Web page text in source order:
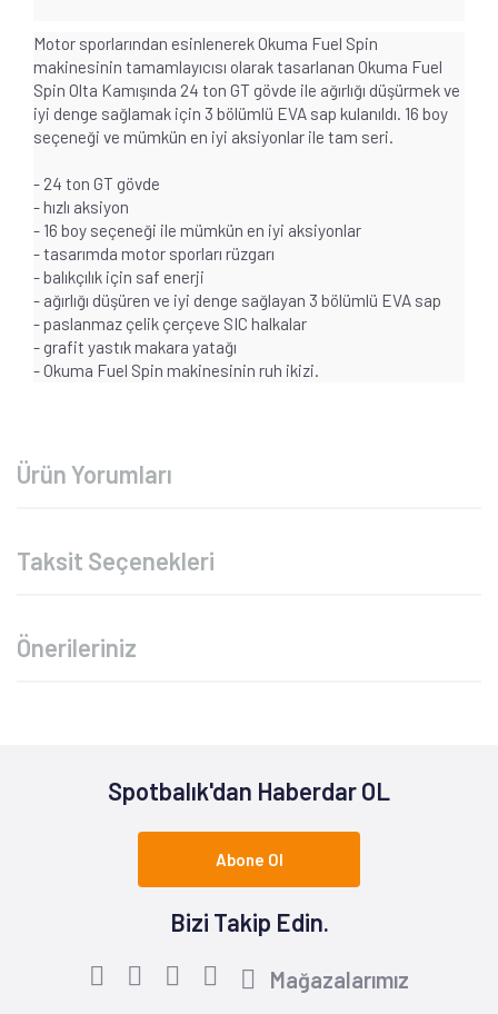
Motor sporlarından esinlenerek Okuma Fuel Spin
makinesinin tamamlayıcısı olarak tasarlanan Okuma Fuel
Spin Olta Kamışında 24 ton GT gövde ile ağırlığı düşürmek ve
iyi denge sağlamak için 3 bölümlü EVA sap kulanıldı. 16 boy
seçeneği ve mümkün en iyi aksiyonlar ile tam seri.
- 24 ton GT gövde
- hızlı aksiyon
- 16 boy seçeneği ile mümkün en iyi aksiyonlar
- tasarımda motor sporları rüzgarı
- balıkçılık için saf enerji
- ağırlığı düşüren ve iyi denge sağlayan 3 bölümlü EVA sap
- paslanmaz çelik çerçeve SIC halkalar
- grafit yastık makara yatağı
- Okuma Fuel Spin makinesinin ruh ikizi.
Ürün Yorumları
Taksit Seçenekleri
Önerileriniz
Spotbalık'dan Haberdar OL
Abone Ol
Bizi Takip Edin.
Mağazalarımız